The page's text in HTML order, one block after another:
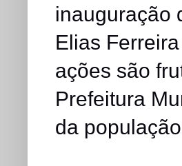
inauguração
Elias
ações são
Prefeitura
da